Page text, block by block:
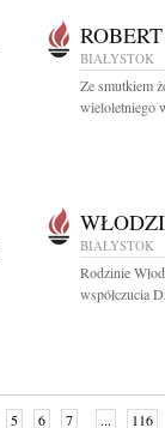
BIAŁYSTOK
Ze smutkiem
wieloletniego
BIAŁYSTOK
Rodzinie
współczucia
5 6 7 ... 116